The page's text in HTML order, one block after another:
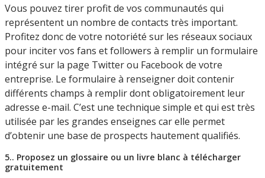
Vous pouvez tirer profit de vos communautés qui
représentent un nombre de contacts très important.
Profitez donc de votre notoriété sur les réseaux sociaux
pour inciter vos fans et followers à remplir un formulaire
intégré sur la page Twitter ou Facebook de votre
entreprise. Le formulaire à renseigner doit contenir
différents champs à remplir dont obligatoirement leur
adresse e-mail. C’est une technique simple et qui est très
utilisée par les grandes enseignes car elle permet
d’obtenir une base de prospects hautement qualifiés.
5.. Proposez un glossaire ou un livre blanc à télécharger
gratuitement